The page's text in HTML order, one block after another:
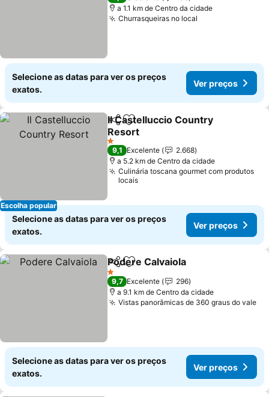
a 1.1 km de Centro da cidade
Churrasqueiras no local
Selecione as datas para ver os preços
exatos.
Ver preços
Escolha popular
PartilharAdicionar aos favoritos
Il Castelluccio Country
Resort
Ver preços
1 Estrelas
9,1 Excelente
2.668
a 5.2 km de Centro da cidade
Culinária toscana gourmet com produtos
locais
Selecione as datas para ver os preços
exatos.
Ver preços
PartilharAdicionar aos favoritos
Podere Calvaiola
1 Estrelas
9,7 Excelente
296
a 9.1 km de Centro da cidade
Vistas panorâmicas de 360 graus do vale
Selecione as datas para ver os preços
exatos.
Ver preços